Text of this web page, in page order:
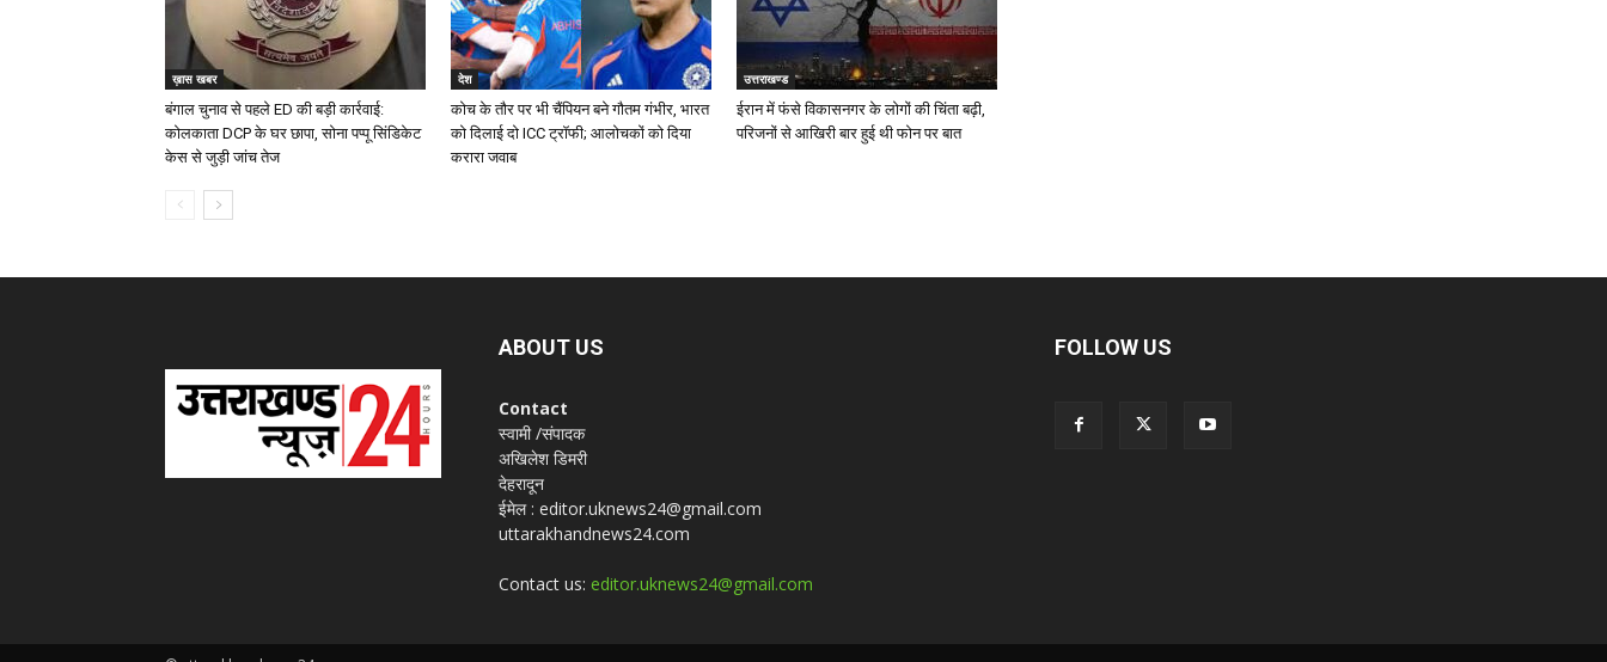
ख़ास खबर
बंगाल चुनाव से पहले ED की बड़ी कार्रवाई:
कोलकाता DCP के घर छापा, सोना पप्पू सिंडिकेट
केस से जुड़ी जांच तेज
देश
कोच के तौर पर भी चैंपियन बने गौतम गंभीर, भारत
को दिलाई दो ICC ट्रॉफी; आलोचकों को दिया
करारा जवाब
उत्तराखण्ड
ईरान में फंसे विकासनगर के लोगों की चिंता बढ़ी,
परिजनों से आखिरी बार हुई थी फोन पर बात
ABOUT US
Contact
स्वामी /संपादक
अखिलेश डिमरी
देहरादून
ईमेल : editor.uknews24@gmail.com
uttarakhandnews24.com
Contact us: editor.uknews24@gmail.com
FOLLOW US